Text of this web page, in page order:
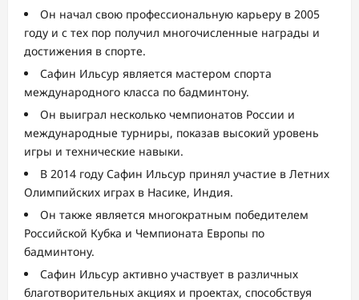
Он начал свою профессиональную карьеру в 2005
году и с тех пор получил многочисленные награды и
достижения в спорте.
Сафин Ильсур является мастером спорта
международного класса по бадминтону.
Он выиграл несколько чемпионатов России и
международные турниры, показав высокий уровень
игры и технические навыки.
В 2014 году Сафин Ильсур принял участие в Летних
Олимпийских играх в Насике, Индия.
Он также является многократным победителем
Российской Кубка и Чемпионата Европы по
бадминтону.
Сафин Ильсур активно участвует в различных
благотворительных акциях и проектах, способствуя